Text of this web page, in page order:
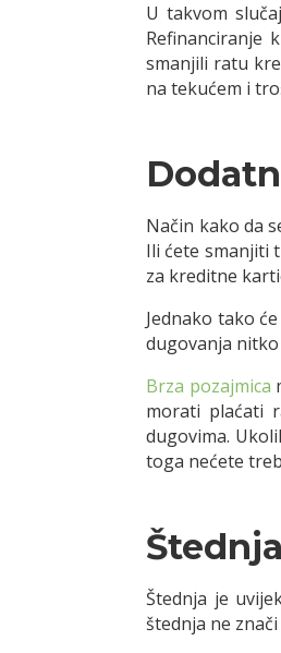
U takvom
Refinanciranje
smanjili ratu
na tekućem i
Način kako da
Ili ćete smanjiti
za kreditne
Jednako tako
dugovanja
Brza pozajmica
morati plaćati
dugovima.
toga nećete
Štednja je
štednja ne